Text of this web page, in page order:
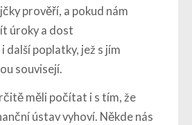
prověří, a pokud nám
úroky a dost
další poplatky, jež s jím
souvisejí.
měli počítat i s tím, že
ústav vyhoví. Někde nás